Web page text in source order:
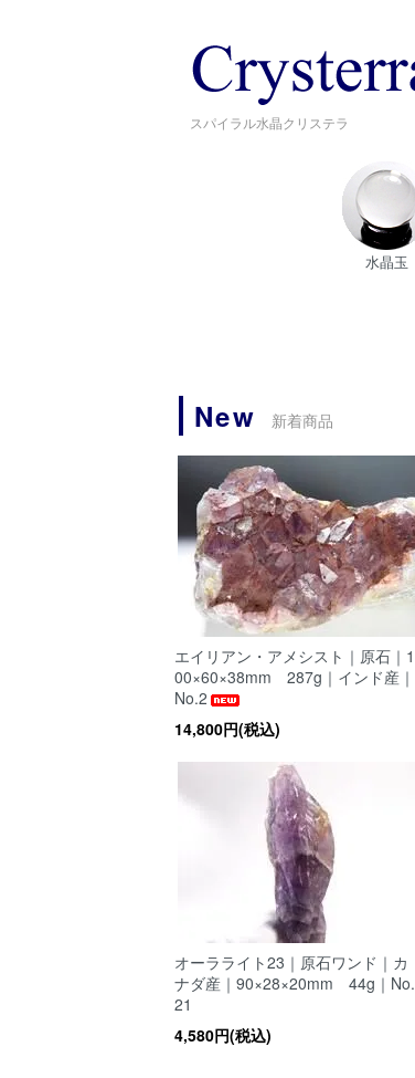
スパイラル水晶クリステラ
水晶玉
New 新着商品
エイリアン・アメシスト｜原石｜1
00×60×38mm 287g｜インド産｜
No.2
14,800円(税込)
オーラライト23｜原石ワンド｜カ
ナダ産｜90×28×20mm 44g｜No.
21
4,580円(税込)